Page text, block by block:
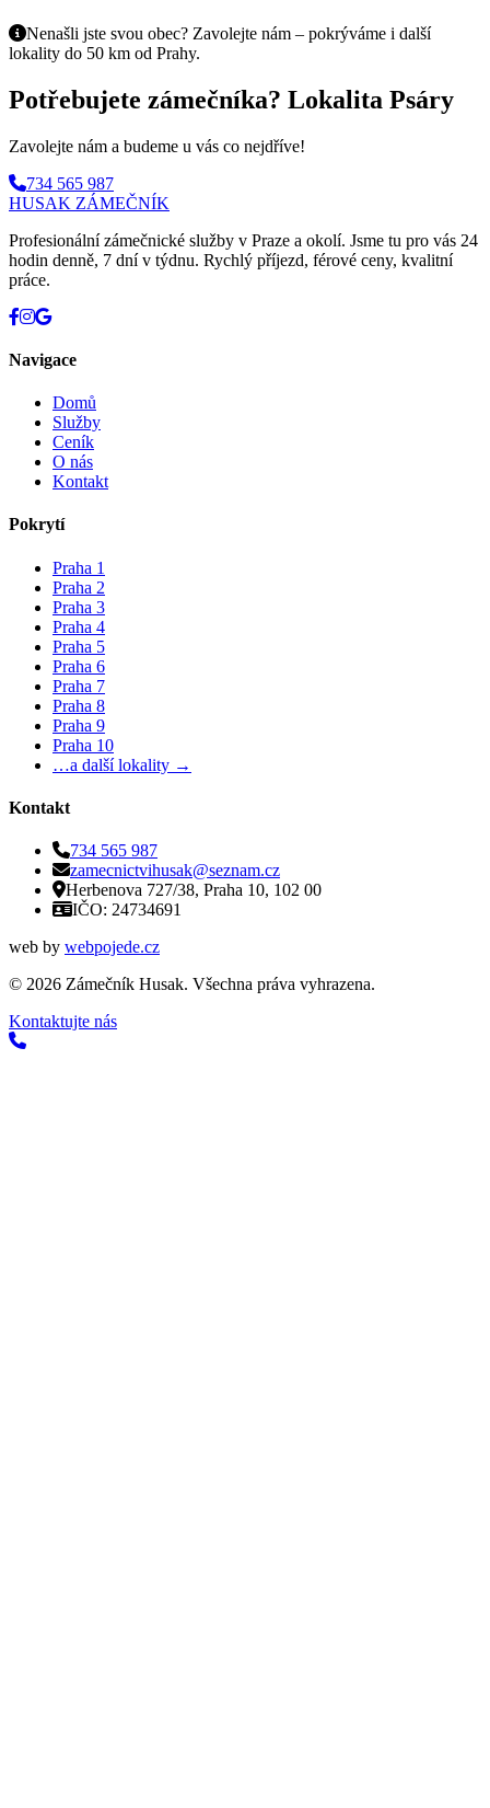
Nenašli jste svou obec? Zavolejte nám – pokrýváme i další
lokality do 50 km od Prahy.
Potřebujete zámečníka? Lokalita Psáry
Zavolejte nám a budeme u vás co nejdříve!
734 565 987
HUSAK ZÁMEČNÍK
Profesionální zámečnické služby v Praze a okolí. Jsme tu pro vás 24
hodin denně, 7 dní v týdnu. Rychlý příjezd, férové ceny, kvalitní
práce.
Navigace
Domů
Služby
Ceník
O nás
Kontakt
Pokrytí
Praha 1
Praha 2
Praha 3
Praha 4
Praha 5
Praha 6
Praha 7
Praha 8
Praha 9
Praha 10
…a další lokality →
Kontakt
734 565 987
zamecnictvihusak@seznam.cz
Herbenova 727/38, Praha 10, 102 00
IČO: 24734691
web by webpojede.cz
© 2026 Zámečník Husak. Všechna práva vyhrazena.
Kontaktujte nás